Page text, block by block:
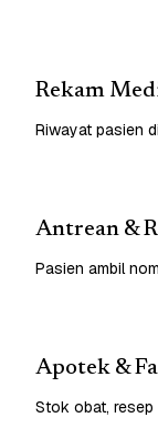
Rekam
Riwayat pasien
Antrean &
Pasien ambil
Apotek &
Stok obat, resep